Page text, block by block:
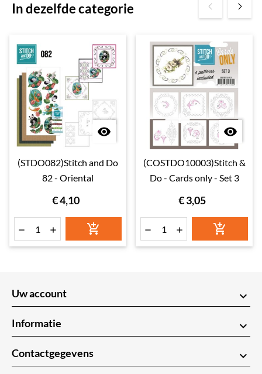
In dezelfde categorie

(STDO082)Stitch and Do
82 - Oriental
€ 4,10
  

(COSTDO10003)Stitch &
Do - Cards only - Set 3
€ 3,05
  
Uw account keyboard_arrow_down
Informatie keyboard_arrow_down
Contactgegevens keyboard_arrow_down